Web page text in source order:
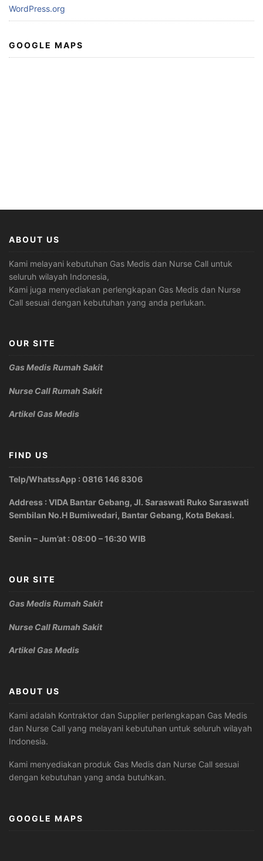
WordPress.org
GOOGLE MAPS
ABOUT US
Kami melayani kebutuhan Gas Medis dan Nurse Call untuk
seluruh wilayah Indonesia,
Kami juga menyediakan perlengkapan Gas Medis dan Nurse
Call sesuai dengan kebutuhan yang anda perlukan.
OUR SITE
Gas Medis Rumah Sakit
Nurse Call Rumah Sakit
Artikel Gas Medis
FIND US
Telp/WhatssApp : 0816 146 8306
Address : VIDA Bantar Gebang, Jl. Saraswati Ruko Saraswati
Sembilan No.H Bumiwedari, Bantar Gebang, Kota Bekasi.
Senin – Jum’at : 08:00 – 16:30 WIB
OUR SITE
Gas Medis Rumah Sakit
Nurse Call Rumah Sakit
Artikel Gas Medis
ABOUT US
Kami adalah Kontraktor dan Supplier perlengkapan Gas Medis
dan Nurse Call yang melayani kebutuhan untuk seluruh wilayah
Indonesia.
Kami menyediakan produk Gas Medis dan Nurse Call sesuai
dengan kebutuhan yang anda butuhkan.
GOOGLE MAPS